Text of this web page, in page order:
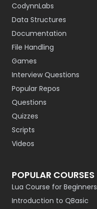
CodynnLabs
Data Structures
Documentation
File Handling
Games
Interview Questions
Popular Repos
Questions
Quizzes
Scripts
Videos
POPULAR COURSES
Lua Course for Beginners
Introduction to QBasic